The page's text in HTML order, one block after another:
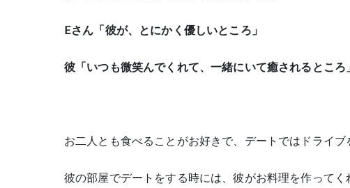
Eさん「彼が、とにかく優しいところ」
彼「いつも微笑んでくれて、一緒にいて癒されるところ
お二人とも食べることがお好きで、デートではドライ
彼の部屋でデートをする時には、彼がお料理を作ってく